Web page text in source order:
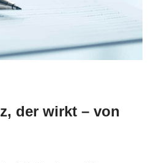
der wirkt – von